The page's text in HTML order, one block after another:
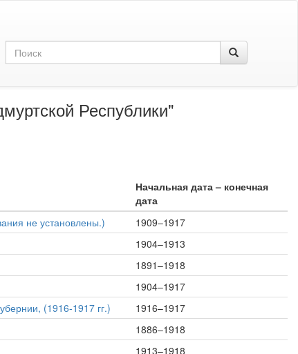
Республики"
Начальная дата – конечная
дата
не установлены.)
1909–1917
1904–1913
1891–1918
1904–1917
(1916-1917 гг.)
1916–1917
1886–1918
1913–1918